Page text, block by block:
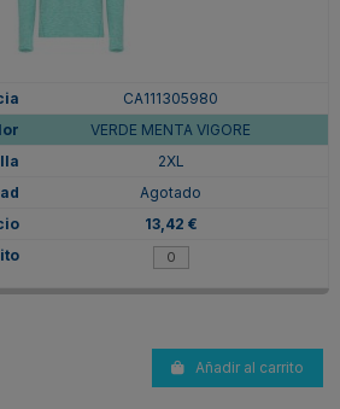
CA111305980
VERDE MENTA VIGORE
2XL
Agotado
13,42 €
Añadir al carrito